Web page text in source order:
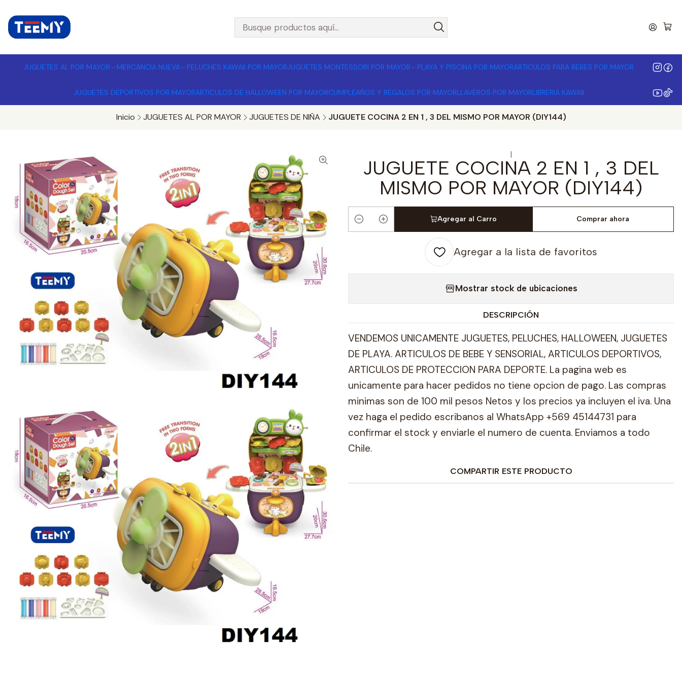
JUGUETES AL POR MAYOR MERCANCIA NUEVA PELUCHES KAWAII POR MAYORJUGUETES MONTESSORI POR MAYOR PLAYA Y PISCINA POR MAYORARTICULOS PARA BEBES POR MAYOR
JUGUETES DEPORTIVOS POR MAYORARTICULOS DE HALLOWEEN POR MAYORCUMPLEAÑOS Y REGALOS POR MAYORLLAVEROS POR MAYORLIBRERIA KAWAII
Inicio JUGUETES AL POR MAYOR JUGUETES DE NIÑA JUGUETE COCINA 2 EN 1 , 3 DEL MISMO POR MAYOR (DIY144)
|
JUGUETE COCINA 2 EN 1 , 3 DEL
MISMO POR MAYOR (DIY144)
Cantidad
Agregar al Carro Comprar ahora
Agregar a la lista de favoritos
Mostrar stock de ubicaciones
DESCRIPCIÓN
VENDEMOS UNICAMENTE JUGUETES, PELUCHES, HALLOWEEN, JUGUETES
DE PLAYA. ARTICULOS DE BEBE Y SENSORIAL, ARTICULOS DEPORTIVOS,
ARTICULOS DE PROTECCION PARA DEPORTE. La pagina web es
unicamente para hacer pedidos no tiene opcion de pago. Las compras
minimas son de 100 mil pesos Netos y los precios ya incluyen el iva. Una
vez haga el pedido escribanos al WhatsApp +569 45144731 para
confirmar el stock y enviarle el numero de cuenta. Enviamos a todo
Chile.
COMPARTIR ESTE PRODUCTO